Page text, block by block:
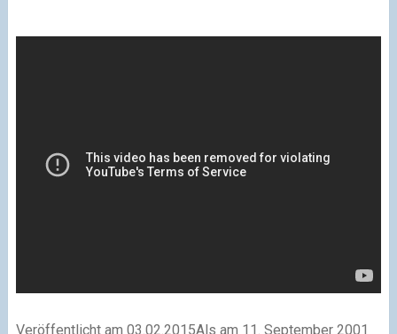
Veröffentlicht am 03.02.2015Als am 11. September 2001